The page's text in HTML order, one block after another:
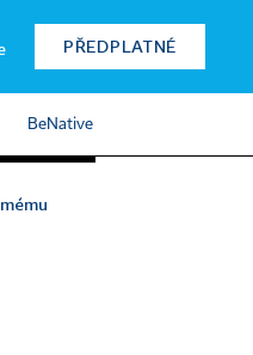
PŘEDPLATNÉ
BeNative